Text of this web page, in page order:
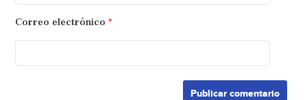
Correo electrónico *